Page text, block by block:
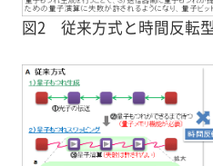
図2 従来方式と時間反転